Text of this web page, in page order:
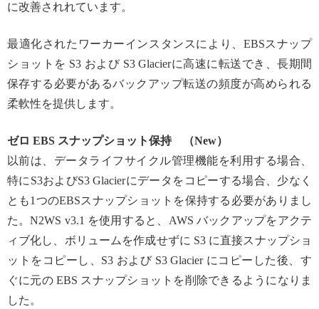
に改善されれています。
最適化されたワーカーインスタンスにより、EBSスナップ
ショットを S3 および S3 Glacierに高速に転送でき、長期間
保存する必要があるバックアップ転送の頻度が高められる
柔軟性を提供します。
ゼロ EBS スナップショット保持 （New）
以前は、データライフサイクル管理機能を利用する場合、
特にS3およびS3 Glacierにデータをコピーする場合、少なく
とも1つのEBSスナップショットを保持する必要がありまし
た。N2WS v3.1 を使用すると、AWS バックアップをアクテ
ィブ化し、ボリュームを作成せずに S3 に直接スナップショ
ットをコピーし、S3 および S3 Glacier にコピーした後、す
ぐに元の EBS スナップショットを削除できるようになりま
した。